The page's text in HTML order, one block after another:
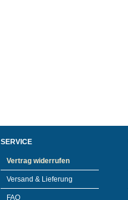
SERVICE
Vertrag widerrufen
Versand & Lieferung
FAQ